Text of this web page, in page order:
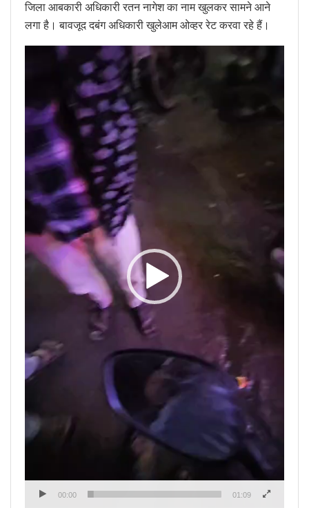
जिला आबकारी अधिकारी रतन नागेश का नाम खुलकर सामने आने
लगा है। बावजूद दबंग अधिकारी खुलेआम ओव्हर रेट करवा रहे हैं।
00:00 01:09